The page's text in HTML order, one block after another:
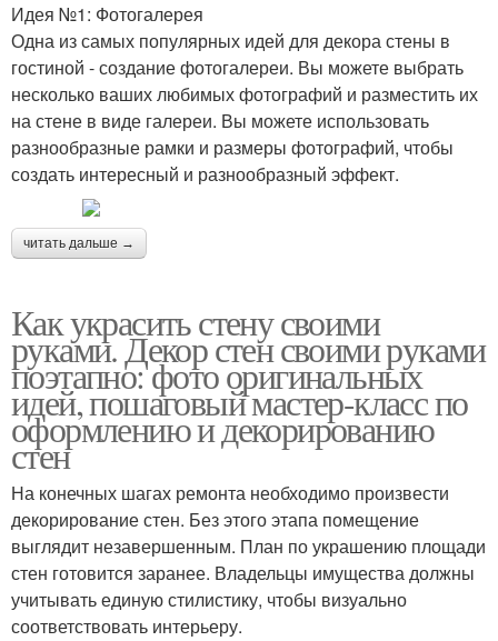
Идея №1: Фотогалерея
Одна из самых популярных идей для декора стены в
гостиной - создание фотогалереи. Вы можете выбрать
несколько ваших любимых фотографий и разместить их
на стене в виде галереи. Вы можете использовать
разнообразные рамки и размеры фотографий, чтобы
создать интересный и разнообразный эффект.
читать дальше →
Как украсить стену своими
руками. Декор стен своими руками
поэтапно: фото оригинальных
идей, пошаговый мастер-класс по
оформлению и декорированию
стен
На конечных шагах ремонта необходимо произвести
декорирование стен. Без этого этапа помещение
выглядит незавершенным. План по украшению площади
стен готовится заранее. Владельцы имущества должны
учитывать единую стилистику, чтобы визуально
соответствовать интерьеру.